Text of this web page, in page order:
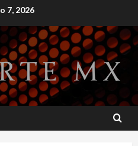
7, 2026